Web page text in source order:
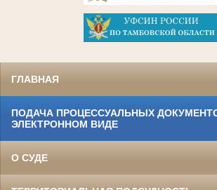
ГЛАВНАЯ
ПОДАЧА ПРОЦЕССУАЛЬНЫХ
ЭЛЕКТРОННОМ ВИДЕ
О СУДЕ